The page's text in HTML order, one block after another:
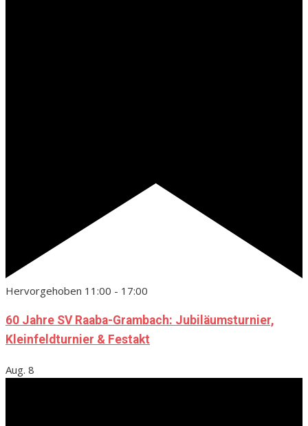
Hervorgehoben 11:00 - 17:00
60 Jahre SV Raaba-Grambach: Jubiläumsturnier,
Kleinfeldturnier & Festakt
Aug. 8